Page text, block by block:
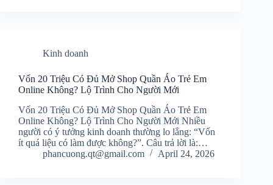
Kinh doanh
Vốn 20 Triệu Có Đủ Mở Shop Quần Áo Trẻ Em
Online Không? Lộ Trình Cho Người Mới
Vốn 20 Triệu Có Đủ Mở Shop Quần Áo Trẻ Em
Online Không? Lộ Trình Cho Người Mới Nhiều
người có ý tưởng kinh doanh thường lo lắng: “Vốn
ít quá liệu có làm được không?”. Câu trả lời là:…
phancuong.qt@gmail.com
April 24, 2026